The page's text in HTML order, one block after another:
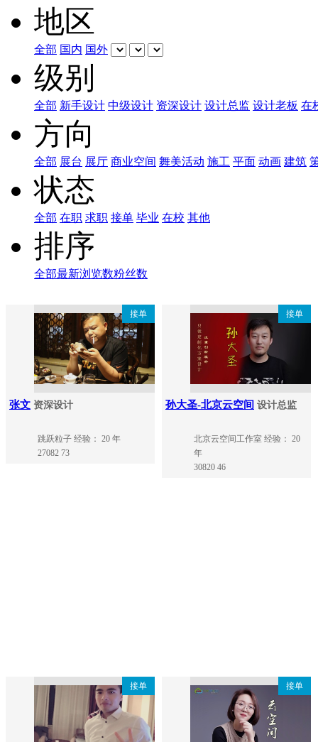
地区
全部 国内 国外
级别
全部 新手设计 中级设计 资深设计 设计总监 设计老板 在
方向
全部 展台 展厅 商业空间 舞美活动 施工 平面 动画 建筑
状态
全部 在职 求职 接单 毕业 在校 其他
排序
全部最新浏览数粉丝数
接单
张文 资深设计
跳跃粒子 经验： 20 年
27082 73
接单
孙大圣-北京云空间 设计总监
北京云空间工作室 经验： 20
年
30820 46
接单 接单